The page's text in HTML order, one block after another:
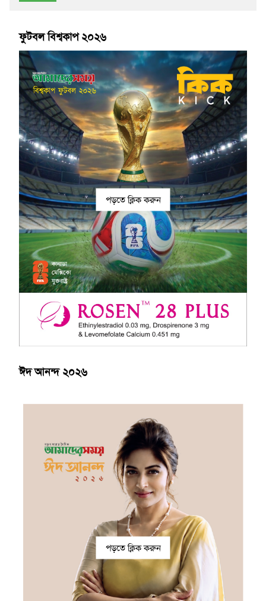
ফুটবল বিশ্বকাপ ২০২৬
পড়তে ক্লিক করুন
ঈদ আনন্দ ২০২৬
পড়তে ক্লিক করুন